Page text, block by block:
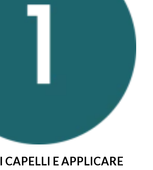
CAPELLI E APPLICARE